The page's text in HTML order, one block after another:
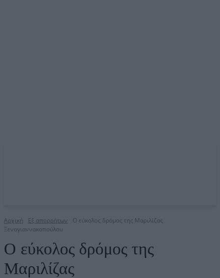
Αρχική Εξ απορρήτων
Ο εύκολος δρόμος της Μαριλίζας
Ξενογιαννακοπούλου
Ο εύκολος δρόμος της
Μαριλίζας